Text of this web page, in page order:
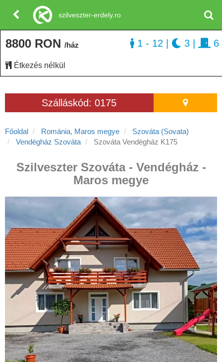
Szálláskód: 0175
Főoldal Románia, Maros megye
Szováta (Sovata)
Vendégház Szováta
Szováta Vendégház K175
Szilveszter Szováta - Vendégház -
Maros megye
8800 RON /ház
Étkezés nélkül
1 - 12 3 6
szilveszter-erdely.ro